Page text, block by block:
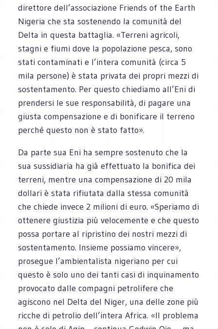
direttore dell’associazione Friends of the Earth
Nigeria che sta sostenendo la comunità del
Delta in questa battaglia. «Terreni agricoli,
stagni e fiumi dove la popolazione pesca, sono
stati contaminati e l’intera comunità (circa 5
mila persone) è stata privata dei propri mezzi di
sostentamento. Per questo chiediamo all’Eni di
prendersi le sue responsabilità, di pagare una
giusta compensazione e di bonificare il terreno
perché questo non è stato fatto».
Da parte sua Eni ha sempre sostenuto che la
sua sussidiaria ha già effettuato la bonifica dei
terreni, mentre una compensazione di 20 mila
dollari è stata rifiutata dalla stessa comunità
che chiede invece 2 milioni di euro. «Speriamo di
ottenere giustizia più velocemente e che questo
possa portare al ripristino dei nostri mezzi di
sostentamento. Insieme possiamo vincere»,
prosegue l’ambientalista nigeriano per cui
questo è solo uno dei tanti casi di inquinamento
provocato dalle compagni petrolifere che
agiscono nel Delta del Niger, una delle zone più
ricche di petrolio dell’intera Africa. «Il problema